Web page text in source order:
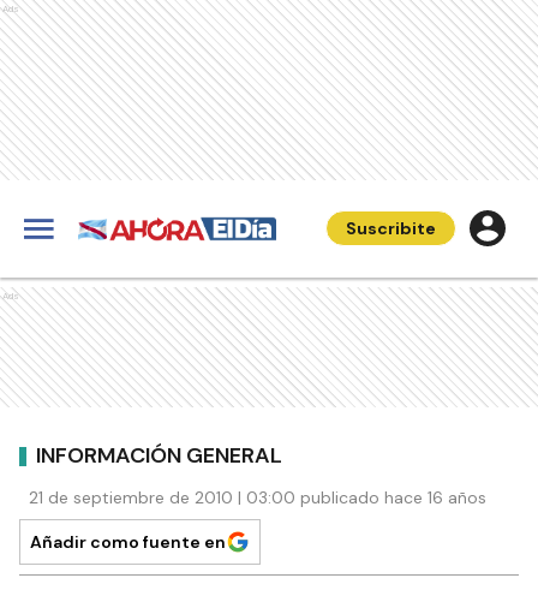
Ads
Suscribite
Ads
INFORMACIÓN GENERAL
21 de septiembre de 2010 | 03:00 publicado hace 16 años
Añadir como fuente en